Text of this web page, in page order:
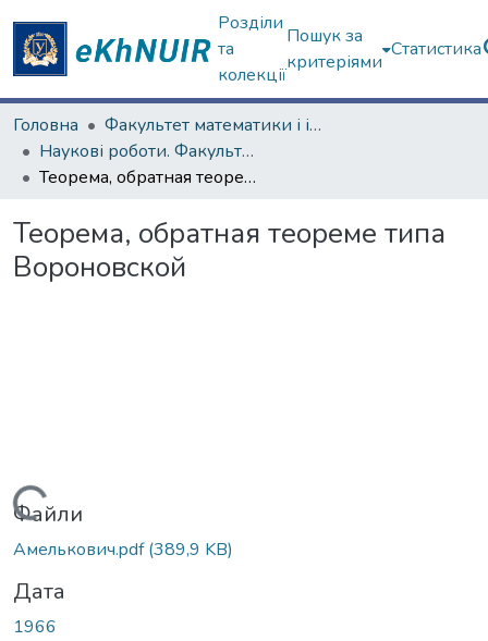
Розділи
та
колекції
Пошук за
критеріями
Статистика
Головна
Факультет математики і інформатики
Наукові роботи. Факультет математики і інформатики
Теорема, обратная теореме типа Вороновской
Теорема, обратная теореме типа
Вороновской
Вантажиться...
Файли
Амелькович.pdf(389,9 KB)
Дата
1966